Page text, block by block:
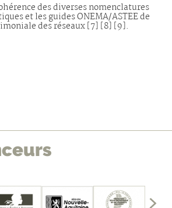
des diverses nomenclatures
et les guides ONEMA/ASTEE de
des réseaux [7] [8] [9].